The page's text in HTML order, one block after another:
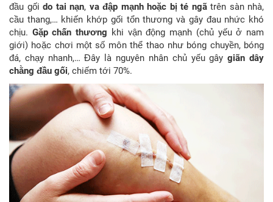
đầu gối do tai nạn, va đập mạnh hoặc bị té ngãtrên sàn nhà,
cầu thang,… khiến khớp gối tổn thương và gây đau nhức khó
chịu. Gặp chấn thương khi vận động mạnh (chủ yếu ở nam
giới) hoặc chơi một số môn thể thao như bóng chuyền, bóng
đá, chạy nhanh,… Đây là nguyên nhân chủ yếu gâygiãn dây
chằng đầu gối, chiếm tới 70%.